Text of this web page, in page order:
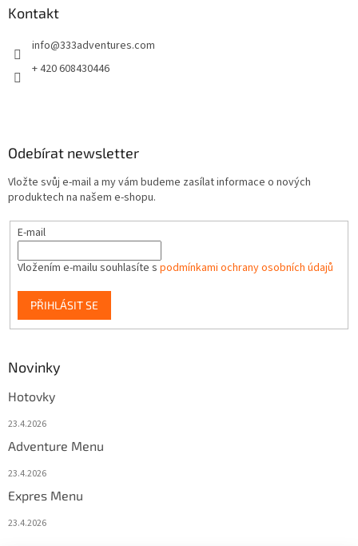
Kontakt
info@333adventures.com
+ 420 608430446
Odebírat newsletter
Vložte svůj e-mail a my vám budeme zasílat informace o nových
produktech na našem e-shopu.
E-mail
Vložením e-mailu souhlasíte s podmínkami ochrany osobních údajů
PŘIHLÁSIT SE
Novinky
Hotovky
23.4.2026
Adventure Menu
23.4.2026
Expres Menu
23.4.2026